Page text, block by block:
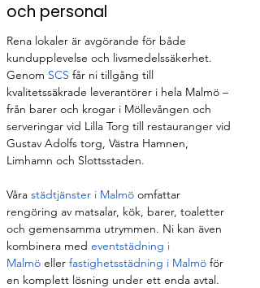
och personal
Rena lokaler är avgörande för både
kundupplevelse och livsmedelssäkerhet.
Genom SCS får ni tillgång till
kvalitetssäkrade leverantörer i hela Malmö –
från barer och krogar i Möllevången och
serveringar vid Lilla Torg till restauranger vid
Gustav Adolfs torg, Västra Hamnen,
Limhamn och Slottsstaden.
Våra städtjänster i Malmö omfattar
rengöring av matsalar, kök, barer, toaletter
och gemensamma utrymmen. Ni kan även
kombinera med eventstädning i
Malmö eller fastighetsstädning i Malmö för
en komplett lösning under ett enda avtal.